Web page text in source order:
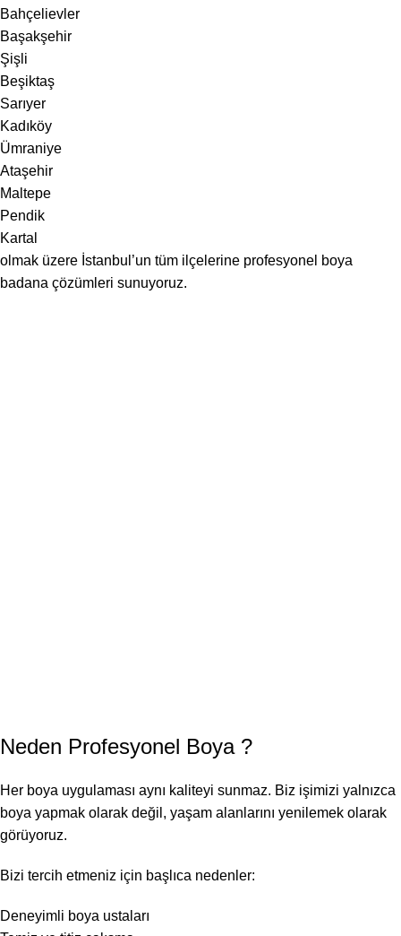
Bahçelievler
Başakşehir
Şişli
Beşiktaş
Sarıyer
Kadıköy
Ümraniye
Ataşehir
Maltepe
Pendik
Kartal
olmak üzere İstanbul’un tüm ilçelerine profesyonel boya
badana çözümleri sunuyoruz.
Neden Profesyonel Boya?
Her boya uygulaması aynı kaliteyi sunmaz. Biz işimizi yalnızca
boya yapmak olarak değil, yaşam alanlarını yenilemek olarak
görüyoruz.
Bizi tercih etmeniz için başlıca nedenler:
Deneyimli boya ustaları